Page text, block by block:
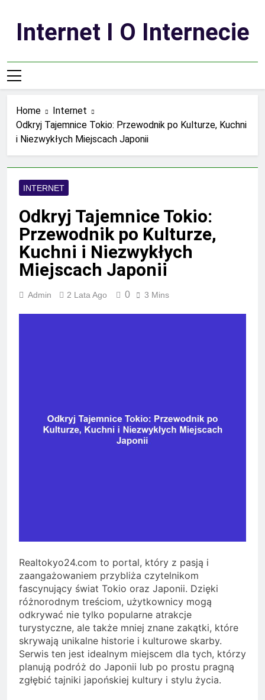
contentInternet I O Internecie
Home
Internet
Odkryj Tajemnice Tokio: Przewodnik po Kulturze, Kuchni
i Niezwykłych Miejscach Japonii
INTERNET
Odkryj Tajemnice Tokio:
Przewodnik po Kulturze,
Kuchni i Niezwykłych
Miejscach Japonii
Admin 2 Lata Ago 0 3 Mins
Realtokyo24.com to portal, który z pasją i
zaangażowaniem przybliża czytelnikom
fascynujący świat Tokio oraz Japonii. Dzięki
różnorodnym treściom, użytkownicy mogą
odkrywać nie tylko popularne atrakcje
turystyczne, ale także mniej znane zakątki, które
skrywają unikalne historie i kulturowe skarby.
Serwis ten jest idealnym miejscem dla tych, którzy
planują podróż do Japonii lub po prostu pragną
zgłębić tajniki japońskiej kultury i stylu życia.